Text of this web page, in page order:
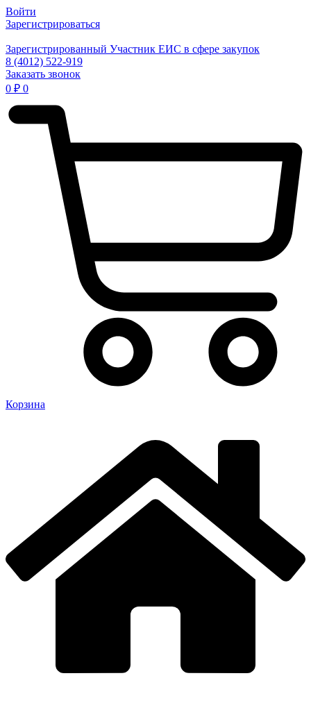
Войти
Зарегистрироваться
Зарегистрированный Участник ЕИС в сфере закупок
8 (4012) 522-919
Заказать звонок
0 ₽ 0
Корзина